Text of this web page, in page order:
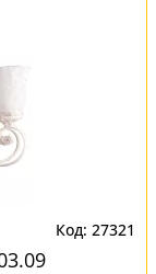
27321